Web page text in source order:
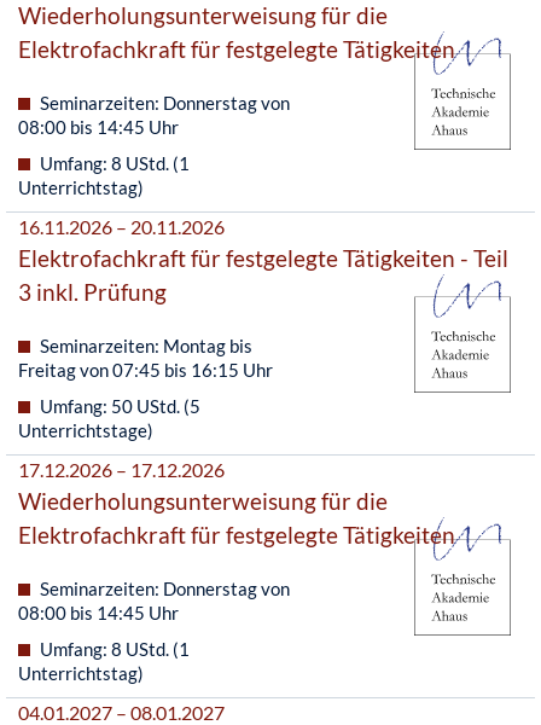
Wiederholungsunterweisung für die
Elektrofachkraft für festgelegte Tätigkeiten
Seminarzeiten: Donnerstag von
08:00 bis 14:45 Uhr
Umfang: 8 UStd. (1
Unterrichtstag)
16.11.2026 – 20.11.2026
Elektrofachkraft für festgelegte Tätigkeiten - Teil
3 inkl. Prüfung
Seminarzeiten: Montag bis
Freitag von 07:45 bis 16:15 Uhr
Umfang: 50 UStd. (5
Unterrichtstage)
17.12.2026 – 17.12.2026
Wiederholungsunterweisung für die
Elektrofachkraft für festgelegte Tätigkeiten
Seminarzeiten: Donnerstag von
08:00 bis 14:45 Uhr
Umfang: 8 UStd. (1
Unterrichtstag)
04.01.2027 – 08.01.2027